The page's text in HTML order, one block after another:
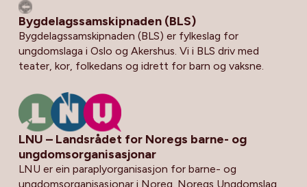
Bygdelagssamskipnaden (BLS)
Bygdelagssamskipnaden (BLS) er fylkeslag for
ungdomslaga i Oslo og Akershus. Vi i BLS driv med
teater, kor, folkedans og idrett for barn og vaksne.
LNU – Landsrådet for Noregs barne- og
ungdomsorganisasjonar
LNU er ein paraplyorganisasjon for barne- og
ungdomsorganisasjonar i Noreg. Noregs Ungdomslag